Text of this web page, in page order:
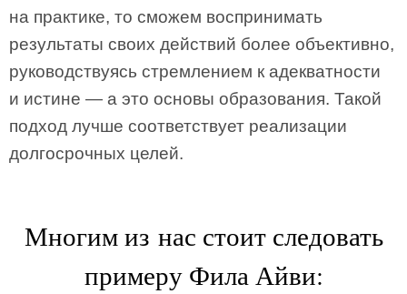
на практике, то сможем воспринимать
результаты своих действий более объективно,
руководствуясь стремлением к адекватности
и истине — а это основы образования. Такой
подход лучше соответствует реализации
долгосрочных целей.
Многим из нас стоит следовать
примеру Фила Айви: